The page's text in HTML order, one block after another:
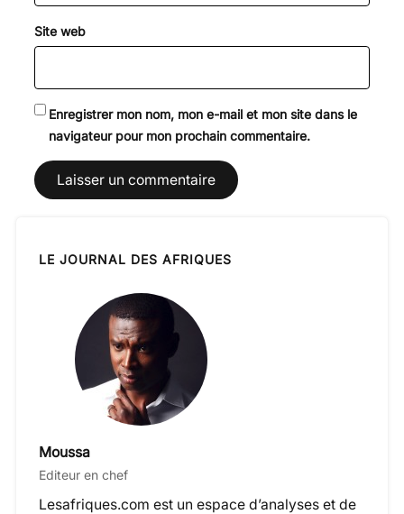
Site web
Enregistrer mon nom, mon e-mail et mon site dans le
navigateur pour mon prochain commentaire.
LE JOURNAL DES AFRIQUES
Moussa
Editeur en chef
Lesafriques.com est un espace d’analyses et de